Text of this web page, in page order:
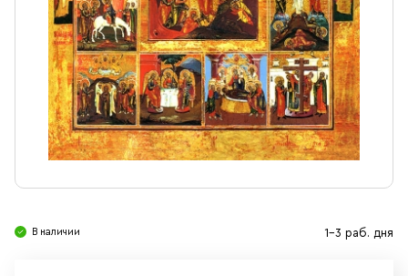
Свечи
Ювелирные изделия
В наличии 1-3 раб. дня